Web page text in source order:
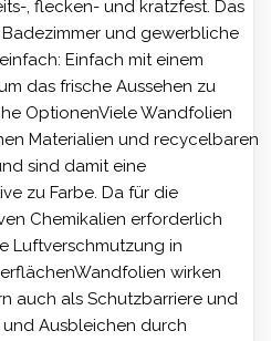
, flecken- und kratzfest. Das
und gewerbliche
Einfach mit einem
das frische Aussehen zu
OptionenViele Wandfolien
Materialien und recycelbaren
sind damit eine
zu Farbe. Da für die
Chemikalien erforderlich
Luftverschmutzung in
wirken
auch als Schutzbarriere und
Ausbleichen durch